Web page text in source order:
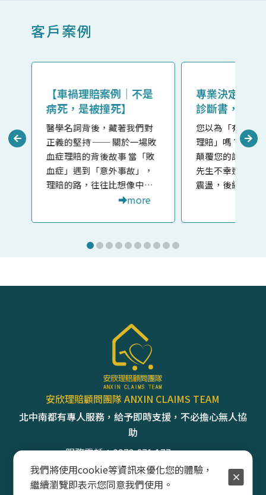
客戶案例
【車禍理賠案例｜不是
病死，是被撞死】
醫學名詞背後，藏著我們對
正義的堅持 ── 關於一場敗
血症理賠的背後故事 當「敗
血症」遇到「意外事故」，
理賠的路，往往比想像中艱
more
專業決定命運
診斷書，理賠
2 萬暴增到
您以為「有診斷
理賠」嗎？這個
顛覆您的認知！
先生不幸遭遇車
震盪，後續持續
不成比例： ❌ 舊
安欣理賠顧問團隊 ANXIN CLAIMS TEAM
北中南都有專人服務，給予即時支援，不必擔心無人協
助
服務電話：0973 671 177
E-MAIL：layil0703@gmail.com
我們將使用cookie等資訊來優化您的體驗，
繼續瀏覽即表示您同意我們使用。